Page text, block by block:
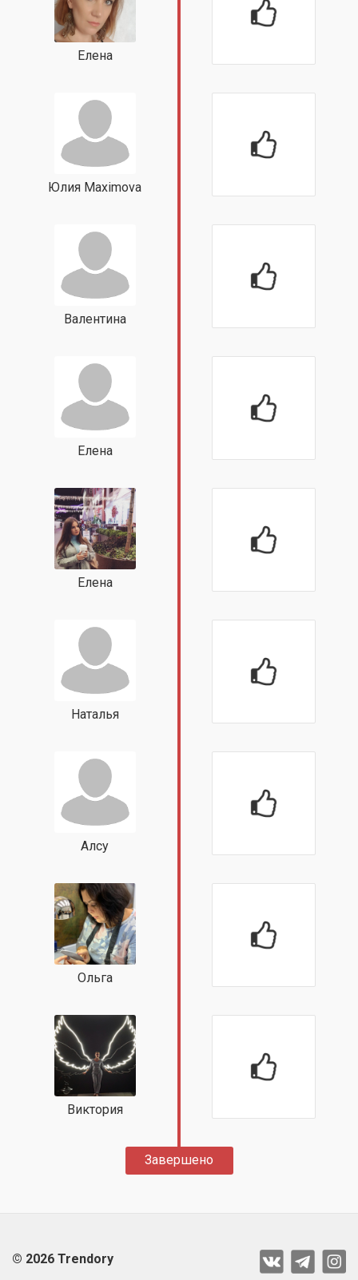
Елена
Юлия Maximova
Валентина
Елена
Елена
Наталья
Алсу
Ольга
Виктория
Завершено
© 2026 Trendory